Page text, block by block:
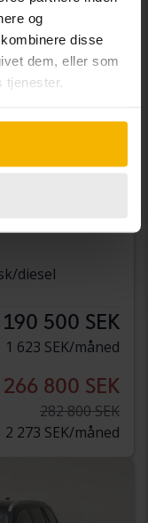
og
disse
dem, eller som
tjenester.
diesel
190 500 SEK
1 623 SEK/måned
266 800 SEK
282 800 SEK
2 273 SEK/måned